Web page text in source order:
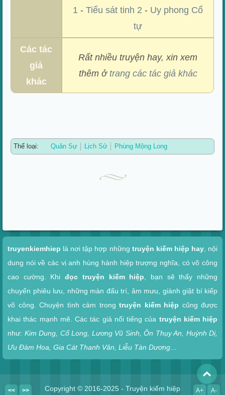
1 -Tiểu sát tinh 2 - Uy phong Cổ
tự
Các tác
giả
khác
Rất nhiều truyện hay, xin xem
thêm ở trang các tác giả khác
Thể loại: Quân Sự Lịch Sử Phùng Mộng Long
truyenkiemhiep là nơi tập hợp những truyện kiếm hiệp hay, nội
dung nói về các vị anh hùng hành hiệp trượng nghĩa, có võ công
cao cường. Khiđọc truyện kiếm hiệp , bạn sẽ thấy những
chuyến phiêu lưu, những màn đấu trí, âm mưu, giành giật bí kiếp
võ công. Chuyện tình cảm trong truyện kiếm hiệp cũng được
khai thác mạnh mẽ. Các tác giả nổi tiếng của truyện kiếm hiệp
như: Kim Dung, Cổ Long, Lương Vũ Sinh, Ôn Thụy An, Huỳnh Dị,
Ưu Đàm Hoa, Gia Cát Thanh Vân, Liễu Tàn Dương
Copyright © 2016-2025 - Truyện kiếm hiệp
>>
<< A+ A-